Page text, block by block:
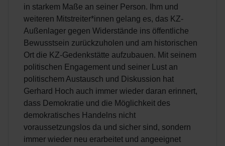
in starkem Maße an seiner Person. Ihm und
weiteren Mitstreiter*innen gelang es, das KZ-
Außenlager gegen Widerstände ins öffentliche
Bewusstsein zurückzuholen und am historischen
Ort die KZ-Gedenkstätte aufzubauen. Mit seinem
politischen Engagement und seiner Lust an
politischem Austausch und Diskussion hat
Gerhard Hoch auch immer wieder daran erinnert,
dass Demokratie und die Möglichkeit des
demokratisches Handelns nicht
voraussetzungslos da und sicher sind, sondern
immer wieder neu erarbeitet und angeeignet